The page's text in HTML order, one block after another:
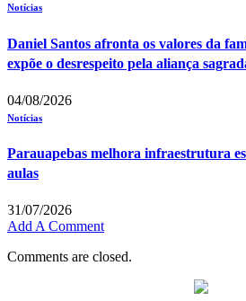
Notícias
Daniel Santos afronta os valores da
expõe o desrespeito pela aliança
04/08/2026
Notícias
Parauapebas melhora infraestrutura
aulas
31/07/2026
Add A Comment
Comments are closed.